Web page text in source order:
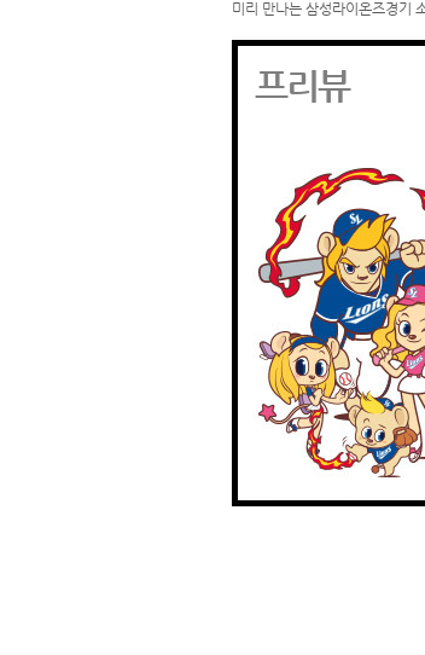
미리 만나는 삼성라이온즈경기
프리뷰